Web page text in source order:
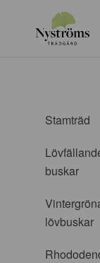
Stamträd
buskar
lövbuskar